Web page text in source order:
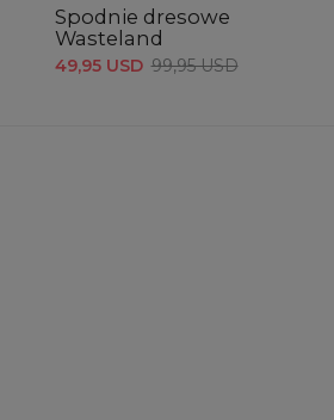
Spodnie dresowe
Wasteland
49,95 USD 99,95 USD